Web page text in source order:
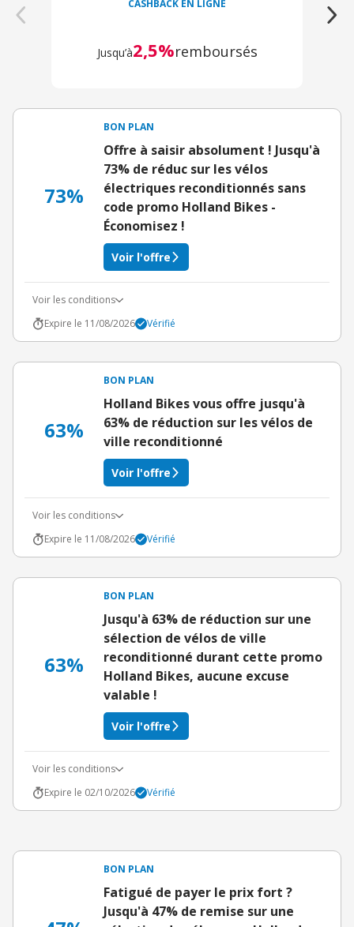
CASHBACK EN LIGNE
Jusqu’à2,5%remboursés
73%
BON PLAN
Offre à saisir absolument ! Jusqu'à
73% de réduc sur les vélos
électriques reconditionnés sans
code promo Holland Bikes -
Économisez !
Voir l'offre
Voir les conditions
Expire le 11/08/2026
Vérifié
63%
BON PLAN
Holland Bikes vous offre jusqu'à
63% de réduction sur les vélos de
ville reconditionné
Voir l'offre
Voir les conditions
Expire le 11/08/2026
Vérifié
63%
BON PLAN
Jusqu'à 63% de réduction sur une
sélection de vélos de ville
reconditionné durant cette promo
Holland Bikes, aucune excuse
valable !
Voir l'offre
Voir les conditions
Expire le 02/10/2026
Vérifié
BON PLAN
Fatigué de payer le prix fort ?
Jusqu'à 47% de remise sur une